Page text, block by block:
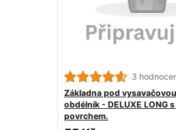
3
Základna pod
obdélník - DELUXE LONG
povrchem.